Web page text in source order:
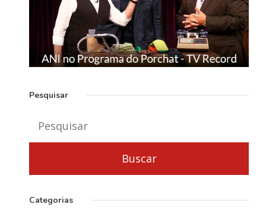
Pesquisar
Categorias